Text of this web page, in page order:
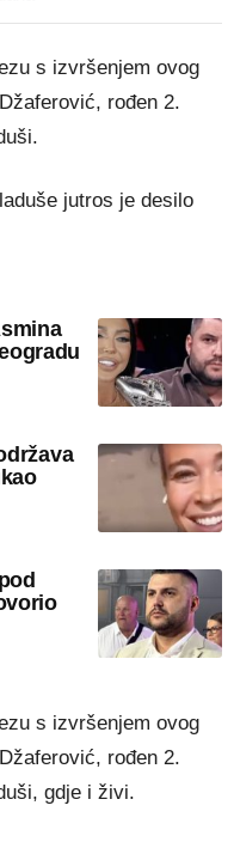
s izvršenjem ovog
rođen 2.
jutros je desilo
s izvršenjem ovog
rođen 2.
gdje i živi.